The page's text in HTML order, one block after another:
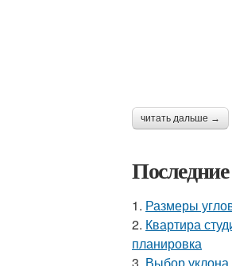
читать дальше →
1. Размеры
2. Квартира
планировка